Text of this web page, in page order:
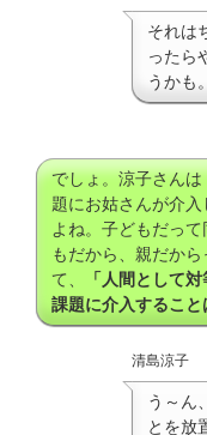
それは
ったら
うかも。
でしょ。涼子さん
題にお姑さんが介
よね。子どもだっ
もだから、親だから
て、
「人間として
課題に介入すること
清島涼子
う～ん
とを放